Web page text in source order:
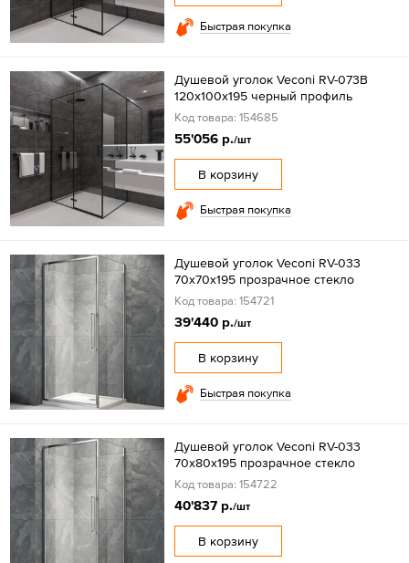
Быстрая покупка
Душевой уголок Veconi RV-073B
120х100х195 черный профиль
Код товара: 154685
55'056 р./шт
В корзину
Быстрая покупка
Душевой уголок Veconi RV-033
70х70х195 прозрачное стекло
Код товара: 154721
39'440 р./шт
В корзину
Быстрая покупка
Душевой уголок Veconi RV-033
70х80х195 прозрачное стекло
Код товара: 154722
40'837 р./шт
В корзину